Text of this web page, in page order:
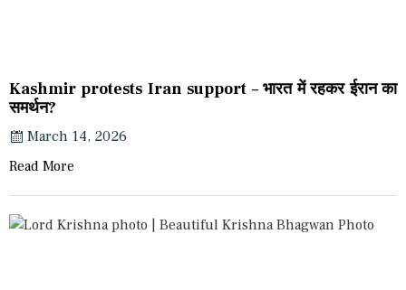
Kashmir protests Iran support – भारत में रहकर ईरान का
समर्थन?
March 14, 2026
Read More